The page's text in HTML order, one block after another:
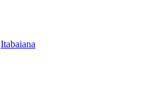
Itabaiana